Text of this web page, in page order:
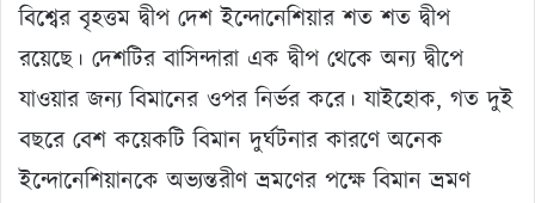
বিশ্বের বৃহত্তম দ্বীপ দেশ ইন্দোনেশিয়ার শত শত দ্বীপ
রয়েছে। দেশটির বাসিন্দারা এক দ্বীপ থেকে অন্য দ্বীপে
যাওয়ার জন্য বিমানের ওপর নির্ভর করে। যাইহোক, গত দুই
বছরে বেশ কয়েকটি বিমান দুর্ঘটনার কারণে অনেক
ইন্দোনেশিয়ানকে অভ্যন্তরীণ ভ্রমণের পক্ষে বিমান ভ্রমণ